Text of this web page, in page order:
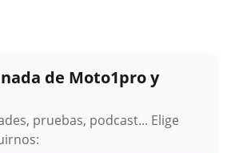
de Moto1pro y
pruebas, podcast... Elige